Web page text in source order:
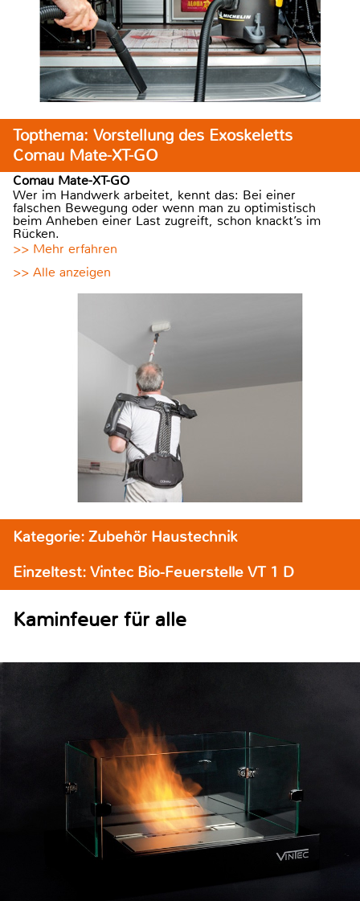
Topthema: Vorstellung des Exoskeletts
Comau Mate-XT-GO
Comau Mate-XT-GO
Wer im Handwerk arbeitet, kennt das: Bei einer
falschen Bewegung oder wenn man zu optimistisch
beim Anheben einer Last zugreift, schon knackt’s im
Rücken.
>> Mehr erfahren
>> Alle anzeigen
Kategorie: Zubehör Haustechnik
Einzeltest: Vintec Bio-Feuerstelle VT 1 D
Kaminfeuer für alle